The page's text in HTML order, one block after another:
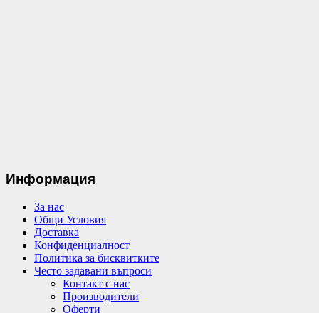
Информация
За нас
Общи Условия
Доставка
Конфиденциалност
Политика за бисквитките
Често задавани въпроси
Контакт с нас
Производители
Оферти